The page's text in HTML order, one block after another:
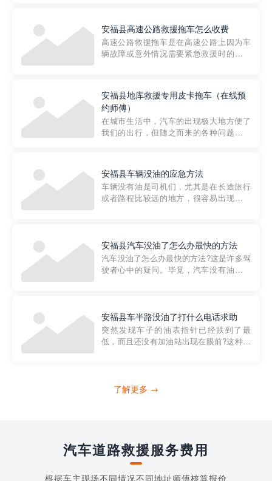
细解析一下市区事故救援拖车的收费标
准，以及在选用拖车服务时应注...
安福县高速公路救援拖车怎么收费
高速公路救援拖车是在高速公路上因为车
辆故障或意外情况需要紧急救援时的必备
路救援拖车的收费标准是由当地交通管理
部门制定的。起步价通...
安福县地库救援专用皮卡拖车（在线预
约师傅）
在城市生活中，汽车的出现极大地方便了
我们的出行，但随之而来的各种问题也让
紧急情况下，我们需要一种高效可靠的救
援方式。而这时，地库救援专...
安福县车辆没油的应急方法
车辆没有油是司机们，尤其是在长途旅行
或者路程比较远的地方，很容易出现这种
的送油师傅，解决没油的紧急情况。 首
先，让我们来了解一下穿...
安福县汽车没油了怎么办最快的方法
汽车没油了怎么办最快的方法?这是许多驾
驶者心中的疑问。毕竟，汽车没有油就无
越者小程序是一款专门解决汽车没油问题
的在线服务平台。通过...
安福县车半路没油了打什么电话求助
突然发现车子的油表指针已经跌到了最
低，而且还没有加油站出现在眼前?这种情
打4006363122请求送油人员来帮助你。
了解更多 →
汽车道路救援服务费用
根据车主现场不同情况不同地址师傅核算报价